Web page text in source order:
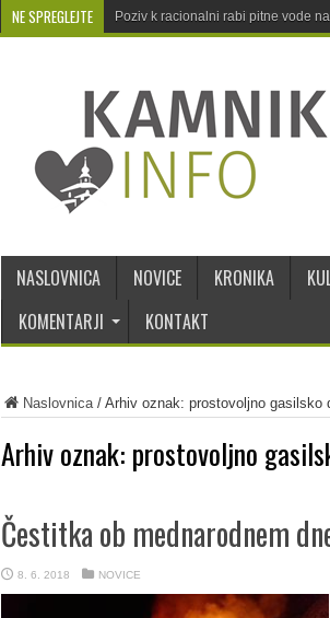
NE SPREGLEJTE Poziv k racionalni rabi pitne vode
NASLOVNICA NOVICE KRONIKA
KOMENTARJI
KONTAKT
Naslovnica/ Arhiv oznak: prostovoljno gasilsko
Arhiv oznak: prostovoljno
Čestitka ob mednarodnem
8. 6. 2018 NOVICE